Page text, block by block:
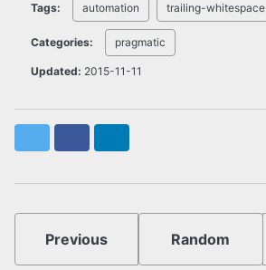
Tags: automation trailing-whitespace
Categories: pragmatic
Updated: 2015-11-11
Previous Random